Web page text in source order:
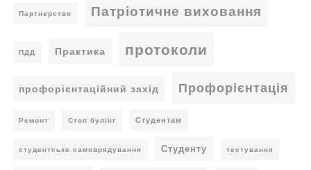
Партнерство Патріотичне виховання
ПДД Практика протоколи
профорієнтаційний захід Профорієнтація
Ремонт Стоп булінг Студентам
студентське самоврядування Студенту тестування